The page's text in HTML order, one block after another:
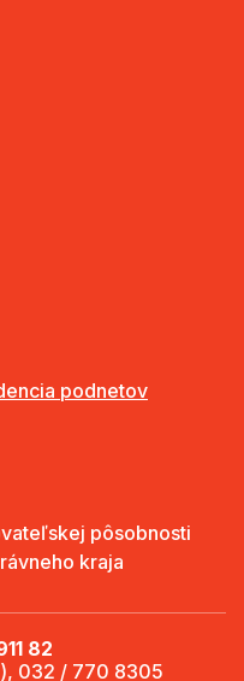
podnetov
pôsobnosti
kraja
82
032 / 770 8305